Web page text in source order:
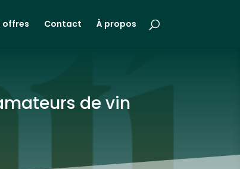
offres Contact À propos
de vin